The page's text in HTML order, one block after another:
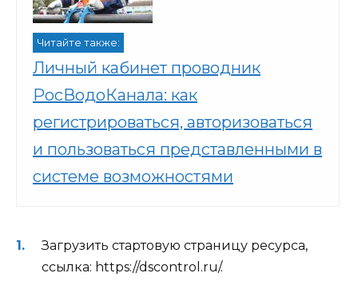
Читайте также:
Личный кабинет проводник
РосВодоКанала: как
регистрироваться, авторизоваться
и пользоваться представленными в
системе возможностями
Загрузить стартовую страницу ресурса,
ссылка: https://dscontrol.ru/.